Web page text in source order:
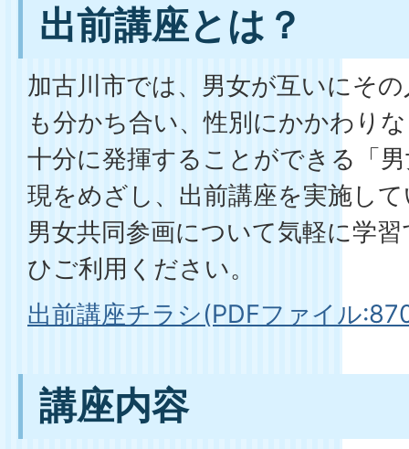
出前講座とは？
加古川市では、男女が互いにそ
も分かち合い、性別にかかわり
十分に発揮することができる「
現をめざし、出前講座を実施し
男女共同参画について気軽に学
ひご利用ください。
出前講座チラシ(PDFファイル
講座内容